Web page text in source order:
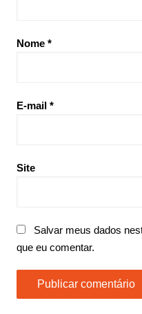
Nome *
E-mail *
Site
Salvar meus dados
que eu comentar.